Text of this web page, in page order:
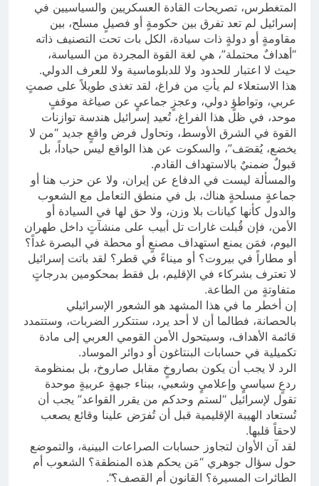
المتغطرس، تصريحات القادة العسكريين والسياسيين في
إسرائيل لم تعد تفرق بين حكومةٍ أو فصيلٍ مسلح، بين
مقاومةٍ أو دولةٍ ذات سيادة، الكل بات تحت التصنيف ذاته
“أهدافٌ محتملة”، هي لغة القوة المجردة من السياسة،
حيث لا اعتبار للحدود ولا للدبلوماسية ولا للعرف الدولي.
هذا الاستعلاء لم يأتِ من فراغ، لقد تغذى طويلاً على صمتٍ
عربي، وتواطؤٍ دولي، وعجزٍ جماعيٍ عن صياغة موقفٍ
موحد، في ظل هذا الفراغ، تُعيد إسرائيل هندسة توازنات
القوة في الشرق الأوسط، وتحاول فرض واقعٍ جديد “من لا
يخضع، يُقصَف”، والسكوت عن هذا الواقع ليس حياداً، بل
قبولٌ ضمنيٌ بالاستهداف القادم.
والمسألة ليست في الدفاع عن إيران، ولا عن حزب هنا أو
جماعةٍ مسلحةٍ هناك، بل في منطق التعامل مع الشعوب
والدول كأنها كيانات بلا وزن، ولا حق لها في السيادة أو
الأمن، فإن قُبلت غارات تل أبيب على منشآتٍ داخل طهران
اليوم، فمَن يمنع استهداف مصنعٍ أو محطة في البصرة غداً؟
أو مطاراً في بيروت؟ أو ميناءً في قطر؟ لقد باتت إسرائيل
لا تعترف بشركاء في الإقليم، بل فقط بمحكومين بدرجاتٍ
متفاوتةٍ من الطاعة.
إن أخطر ما في هذا المشهد هو الشعور الإسرائيلي
بالحصانة، فطالما أن لا أحد يرد، ستتكرر الضربات، وستتمدد
قائمة الأهداف، وسيتحول الأمن القومي العربي إلى مادة
تكميلية في حسابات البنتاغون أو دوائر الموساد.
الرد لا يجب أن يكون بصاروخٍ مقابل صاروخ، بل بمنظومة
ردعٍ سياسيٍ وإعلاميٍ وشعبي، ببناء جبهةٍ عربيةٍ موحدة
تقول لإسرائيل “لستم وحدكم من يقرر القواعد” يجب أن
تُستعاد الهيبة الإقليمية قبل أن تُفرَض علينا وقائع يصعب
لاحقاً قلبها.
لقد آن الأوان لتجاوز حسابات الصراعات البينية، والتموضع
حول سؤال جوهري “مَن يحكم هذه المنطقة؟ الشعوب أم
الطائرات المسيرة؟ القانون أم القصف؟”.